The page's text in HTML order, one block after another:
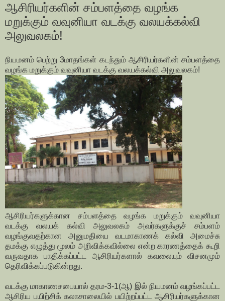
ஆசிரியர்களின் சம்பளத்தை வழங்க
மறுக்கும் வவுனியா வடக்கு வலயக்கல்வி
அலுவலகம்!
நியமனம் பெற்று 3மாதங்கள் கடந்தும் ஆசிரியர்களின் சம்பளத்தை
வழங்க மறுக்கும் வவுனியா வடக்கு வலயக்கல்வி அலுவலகம்!
ஆசிரியர்களுக்கான சம்பளத்தை வழங்க மறுக்கும் வவுனியா
வடக்கு வலயக் கல்வி அலுவலகம் அவர்களுக்குச் சம்பளம்
வழங்குவதற்கான அனுமதியை வடமாகாணக் கல்வி அமைச்சு
தமக்கு எழுத்து மூலம் அறிவிக்கவில்லை என்ற காரணத்தைக் கூறி
வருவதாக பாதிக்கப்பட்ட ஆசிரியர்களால் கவலையும் விசனமும்
தெரிவிக்கப்படுகின்றது.
வடக்கு மாகாணசபையால் தரம-3-1(ஆ) இல் நியமனம் வழங்கப்பட்ட
ஆசிரிய பயிற்சிக் கலாசாலையில் பயிற்றப்பட்ட ஆசிரியர்களுக்கான